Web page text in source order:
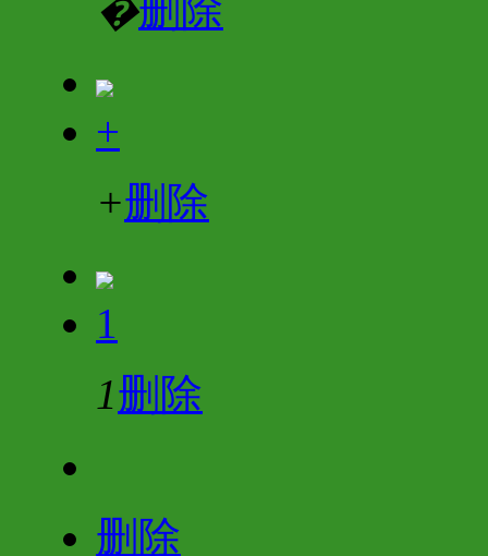
�删除
+
+删除
1
1删除
删除